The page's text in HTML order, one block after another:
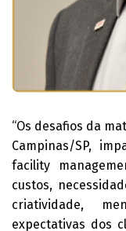
“Os desafios da
Campinas/SP,
facility
custos,
criatividade,
expectativas dos